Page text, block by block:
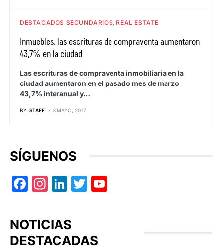
DESTACADOS SECUNDARIOS REAL ESTATE
Inmuebles: las escrituras de compraventa aumentaron
43,7% en la ciudad
Las escrituras de compraventa inmobiliaria en la
ciudad aumentaron en el pasado mes de marzo
43,7% interanual y…
BY STAFF 3 MAYO, 2017
SÍGUENOS
Facebook
Instagram
LinkedIn
Twitter
NOTICIAS
DESTACADAS